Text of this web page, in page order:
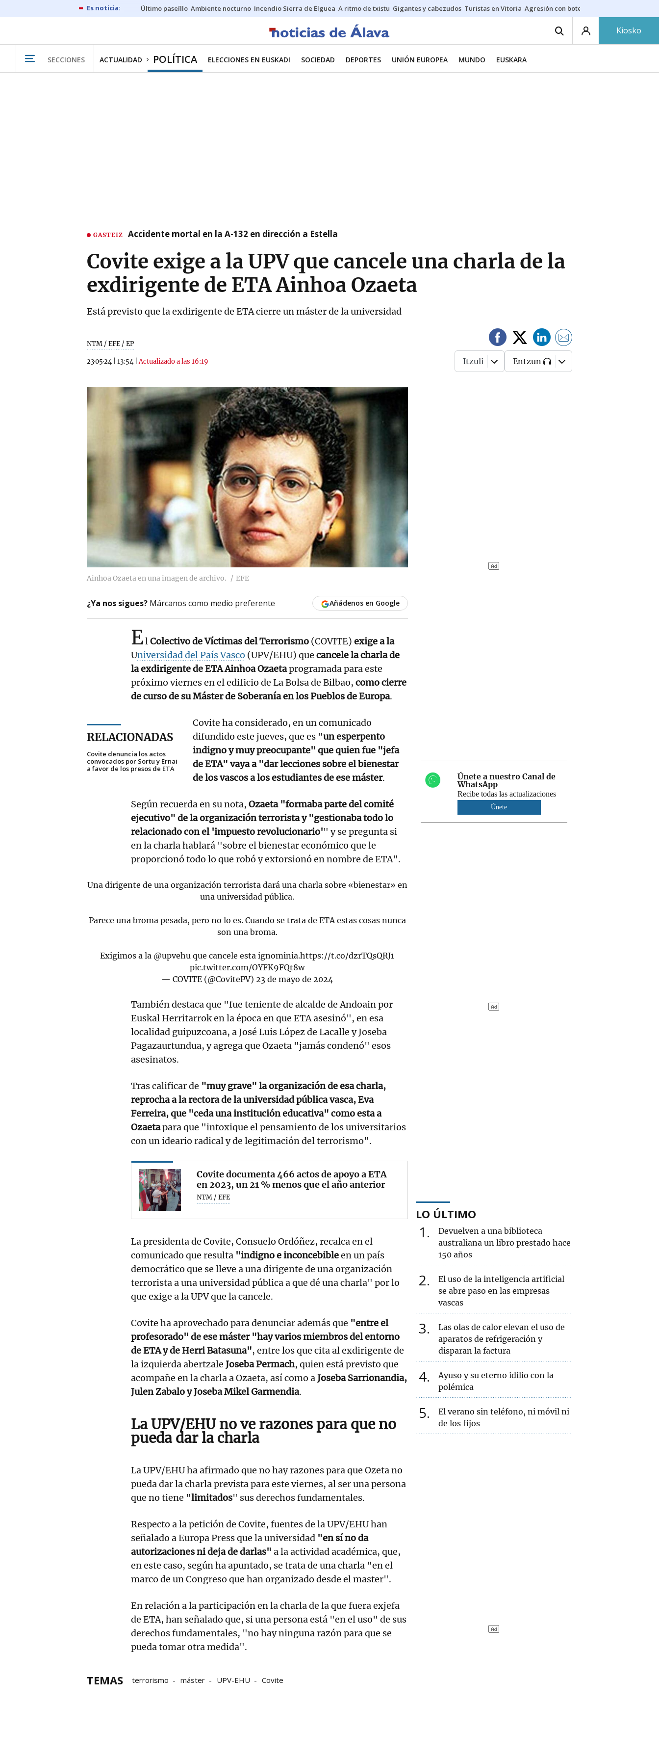
Último paseíllo Ambiente nocturno Incendio Sierra de Elguea A ritmo de txistu Gigantes y cabezudos Turistas en Vitoria Agresión con botellas y sillas
Kiosko
SECCIONES ACTUALIDAD POLÍTICA ELECCIONES EN EUSKADI SOCIEDAD DEPORTES UNIÓN EUROPEA MUNDO EUSKARA
GASTEIZ Accidente mortal en la A-132 en dirección a Estella
Covite exige a la UPV que cancele una charla de la
exdirigente de ETA Ainhoa Ozaeta
Está previsto que la exdirigente de ETA cierre un máster de la universidad
NTM / EFE / EP
23·05·24 13:54 |Actualizado a las 16:19 Itzuli Entzun
Ainhoa Ozaeta en una imagen de archivo. EFE
¿Ya nos sigues? Márcanos como medio preferente Añádenos en Google
ElColectivo de Víctimas del Terrorismo (COVITE) exige a la
Universidad del País Vasco (UPV/EHU) que cancele la charla de
la exdirigente de ETA Ainhoa Ozaetaprogramada para este
próximo viernes en el edificio de La Bolsa de Bilbao, como cierre
de curso de su Máster de Soberanía en los Pueblos de Europa.
RELACIONADAS
Covite denuncia los actos
convocados por Sortu y Ernai
a favor de los presos de ETA
Covite ha considerado, en un comunicado
difundido este jueves, que es "un esperpento
indigno y muy preocupante" que quien fue "jefa
de ETA" vaya a "dar lecciones sobre el bienestar
de los vascos a los estudiantes de ese máster.
Según recuerda en su nota, Ozaeta "formaba parte del comité
ejecutivo" de la organización terrorista y "gestionaba todo lo
relacionado con el 'impuesto revolucionario'" y se pregunta si
en la charla hablará "sobre el bienestar económico que le
proporcionó todo lo que robó y extorsionó en nombre de ETA".
Una dirigente de una organización terrorista dará una charla sobre «bienestar» en
una universidad pública.
Parece una broma pesada, pero no lo es. Cuando se trata de ETA estas cosas nunca
son una broma.
Exigimos a la @upvehu que cancele esta ignominia.https://t.co/dzrTQsQRJ1
pic.twitter.com/OYFK9FQt8w
— COVITE (@CovitePV) 23 de mayo de 2024
También destaca que "fue teniente de alcalde de Andoain por
Euskal Herritarrok en la época en que ETA asesinó", en esa
localidad guipuzcoana, a José Luis López de Lacalle y Joseba
Pagazaurtundua, y agrega que Ozaeta "jamás condenó" esos
asesinatos.
Tras calificar de "muy grave" la organización de esa charla,
reprocha a la rectora de la universidad pública vasca, Eva
Ferreira, que "ceda una institución educativa" como esta a
Ozaetapara que "intoxique el pensamiento de los universitarios
con un ideario radical y de legitimación del terrorismo".
Covite documenta 466 actos de apoyo a ETA
en 2023, un 21 % menos que el año anterior
NTM / EFE
La presidenta de Covite, Consuelo Ordóñez, recalca en el
comunicado que resulta "indigno e inconcebibleen un país
democrático que se lleve a una dirigente de una organización
terrorista a una universidad pública a que dé una charla" por lo
que exige a la UPV que la cancele.
Covite ha aprovechado para denunciar además que "entre el
profesorado" de ese máster "hay varios miembros del entorno
de ETA y de Herri Batasuna", entre los que cita al exdirigente de
la izquierda abertzale Joseba Permach, quien está previsto que
acompañe en la charla a Ozaeta, así como aJoseba Sarrionandia,
Julen Zabalo y Joseba Mikel Garmendia.
La UPV/EHU no ve razones para que no
pueda dar la charla
La UPV/EHU ha afirmado que no hay razones para que Ozeta no
pueda dar la charla prevista para este viernes, al ser una persona
que no tiene "limitados" sus derechos fundamentales.
Respecto a la petición de Covite, fuentes de la UPV/EHU han
señalado a Europa Press que la universidad "en sí no da
autorizaciones ni deja de darlas" a la actividad académica, que,
en este caso, según ha apuntado, se trata de una charla "en el
marco de un Congreso que han organizado desde el master".
En relación a la participación en la charla de la que fuera exjefa
de ETA, han señalado que, si una persona está "en el uso" de sus
derechos fundamentales, "no hay ninguna razón para que se
pueda tomar otra medida".
TEMAS terrorismo máster UPV-EHU Covite
Únete a nuestro Canal de
WhatsApp
Recibe todas las actualizaciones
Únete
LO ÚLTIMO
1
Devuelven a una biblioteca
australiana un libro prestado hace
150 años
2
El uso de la inteligencia artificial
se abre paso en las empresas
vascas
3
Las olas de calor elevan el uso de
aparatos de refrigeración y
disparan la factura
4
Ayuso y su eterno idilio con la
polémica
5
El verano sin teléfono, ni móvil ni
de los fijos